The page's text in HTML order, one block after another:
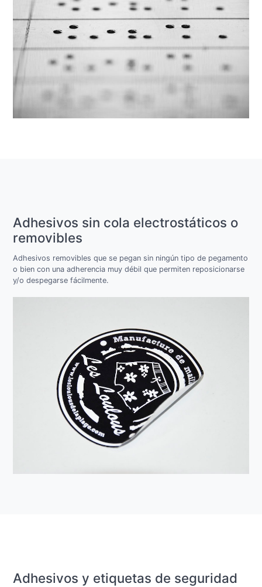
Adhesivos sin cola electrostáticos o
removibles
Adhesivos removibles que se pegan sin ningún tipo de pegamento
o bien con una adherencia muy débil que permiten reposicionarse
y/o despegarse fácilmente.
Adhesivos y etiquetas de seguridad